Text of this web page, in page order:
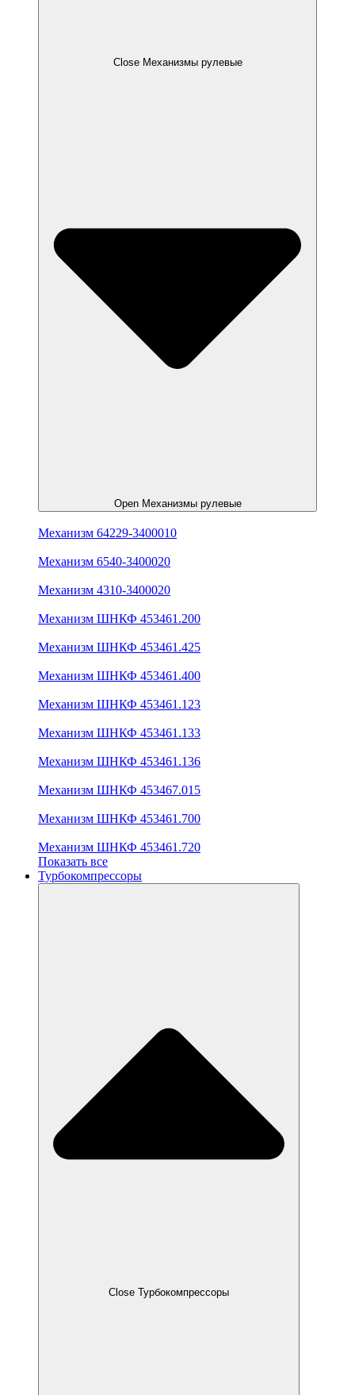
Close Механизмы рулевые
Open Механизмы рулевые
Механизм 64229-3400010
Механизм 6540-3400020
Механизм 4310-3400020
Механизм ШНКФ 453461.200
Механизм ШНКФ 453461.425
Механизм ШНКФ 453461.400
Механизм ШНКФ 453461.123
Механизм ШНКФ 453461.133
Механизм ШНКФ 453461.136
Механизм ШНКФ 453467.015
Механизм ШНКФ 453461.700
Механизм ШНКФ 453461.720
Показать все
Турбокомпрессоры
Close Турбокомпрессоры